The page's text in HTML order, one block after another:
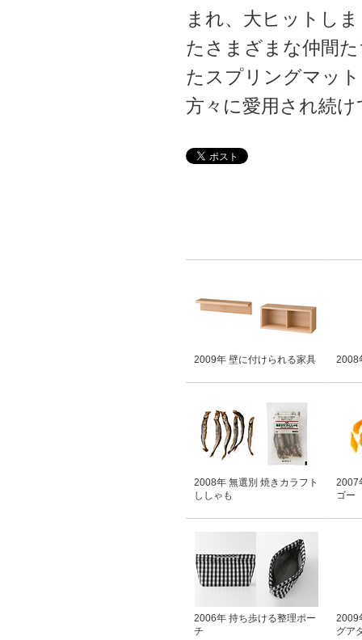
まれ、大ヒットし
たさまざまな仲間
たスプリングマッ
方々に愛用され続
2009年 壁に付けられる家具 2008
2008年 無選別 焼きカラフト
ししゃも
2007
ゴー
2006年 持ち歩ける整理ポー
チ
2009
グア